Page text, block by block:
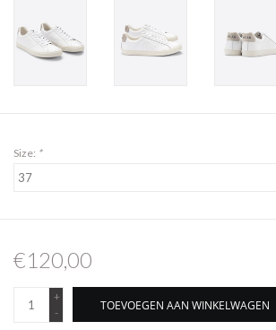
Size: *
€120,00
+
-
TOEVOEGEN AAN WINKELWAGEN